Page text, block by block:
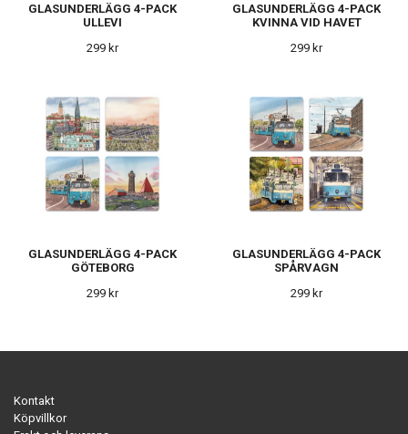
GLASUNDERLÄGG 4-PACK
ULLEVI
299 kr
GLASUNDERLÄGG 4-PACK
KVINNA VID HAVET
299 kr
GLASUNDERLÄGG 4-PACK
GÖTEBORG
299 kr
GLASUNDERLÄGG 4-PACK
SPÅRVAGN
299 kr
Kontakt
Köpvillkor